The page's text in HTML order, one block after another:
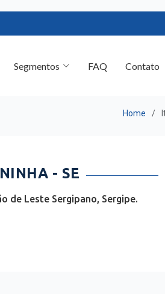
- SE
Leste Sergipano, Sergipe.